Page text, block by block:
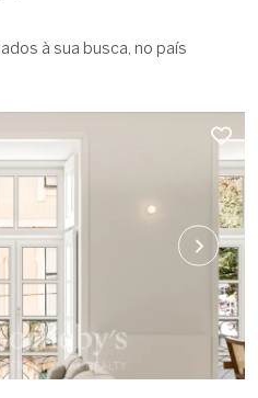
à sua busca, no país